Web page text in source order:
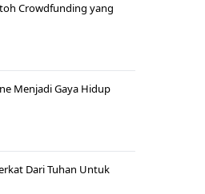
Crowdfunding yang
Menjadi Gaya Hidup
Dari Tuhan Untuk